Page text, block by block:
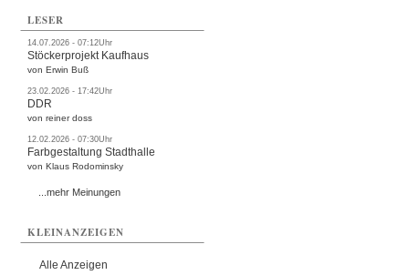
LESER
14.07.2026 - 07:12Uhr
Stöckerprojekt Kaufhaus
von Erwin Buß
23.02.2026 - 17:42Uhr
DDR
von reiner doss
12.02.2026 - 07:30Uhr
Farbgestaltung Stadthalle
von Klaus Rodominsky
...mehr Meinungen
KLEINANZEIGEN
Alle Anzeigen